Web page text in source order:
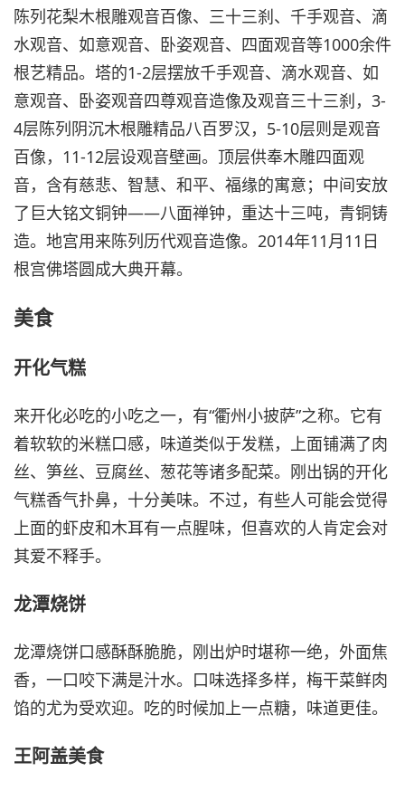
陈列花梨木根雕观音百像、三十三刹、千手观音、滴
水观音、如意观音、卧姿观音、四面观音等1000余件
根艺精品。塔的1-2层摆放千手观音、滴水观音、如
意观音、卧姿观音四尊观音造像及观音三十三刹，3-
4层陈列阴沉木根雕精品八百罗汉，5-10层则是观音
百像，11-12层设观音壁画。顶层供奉木雕四面观
音，含有慈悲、智慧、和平、福缘的寓意；中间安放
了巨大铭文铜钟——八面禅钟，重达十三吨，青铜铸
造。地宫用来陈列历代观音造像。2014年11月11日
根宫佛塔圆成大典开幕。
美食
开化气糕
来开化必吃的小吃之一，有“衢州小披萨”之称。它有
着软软的米糕口感，味道类似于发糕，上面铺满了肉
丝、笋丝、豆腐丝、葱花等诸多配菜。刚出锅的开化
气糕香气扑鼻，十分美味。不过，有些人可能会觉得
上面的虾皮和木耳有一点腥味，但喜欢的人肯定会对
其爱不释手。
龙潭烧饼
龙潭烧饼口感酥酥脆脆，刚出炉时堪称一绝，外面焦
香，一口咬下满是汁水。口味选择多样，梅干菜鲜肉
馅的尤为受欢迎。吃的时候加上一点糖，味道更佳。
王阿盖美食